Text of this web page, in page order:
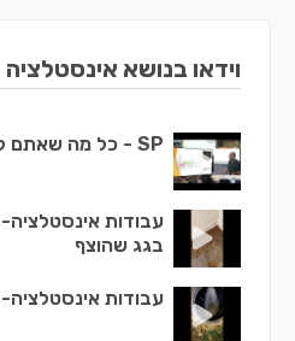
וידאו בנושא אינסטלציה
SP - כל מה שאתם לא יודעים על צנרת
עבודות
בגג שהוצף
עבודות